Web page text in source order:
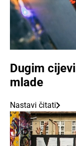
Dugim
mlade
Nastavi čitati